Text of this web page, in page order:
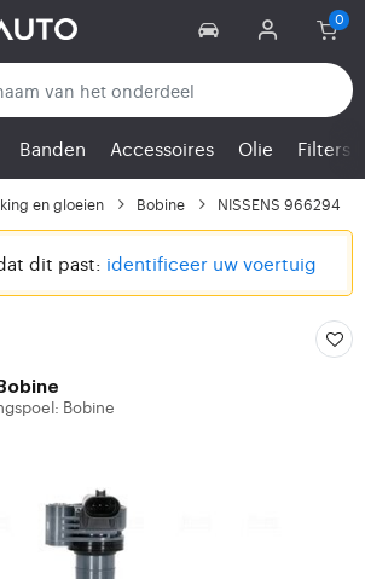
Banden Accessoires Olie Filters
en gloeien Bobine NISSENS 966294
dit past: identificeer uw voertuig
Bobine